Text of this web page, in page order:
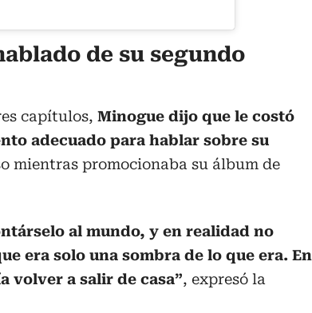
de su segundo
capítulos, Minogue dijo que le costó
adecuado para hablar sobre su
mientras promocionaba su álbum de
al mundo, y en realidad no
era solo una sombra de lo que era. En
volver a salir de casa”, expresó la